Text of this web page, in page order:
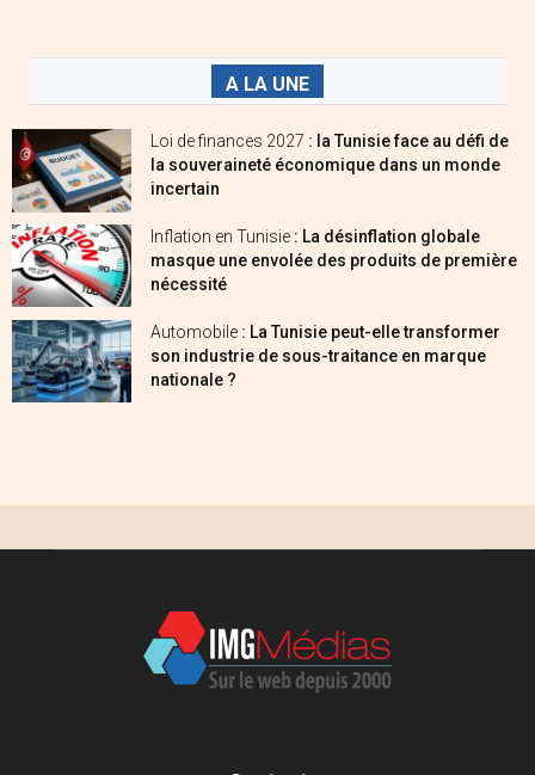
A LA UNE
Loi de finances 2027 : la Tunisie face au défi de
la souveraineté économique dans un monde
incertain
Inflation en Tunisie : La désinflation globale
masque une envolée des produits de première
nécessité
Automobile : La Tunisie peut-elle transformer
son industrie de sous-traitance en marque
nationale ?